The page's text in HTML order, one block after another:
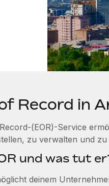
Record in
(EOR)-Service
zu verwalten und zu
und was tut
deinem